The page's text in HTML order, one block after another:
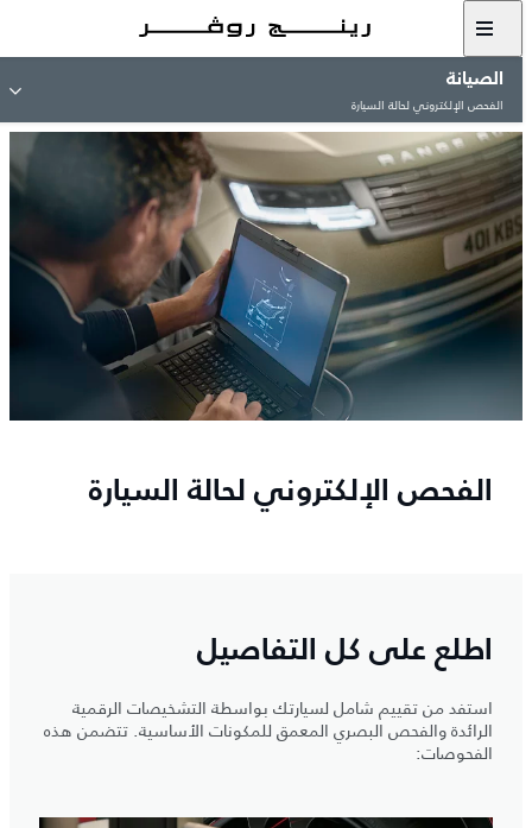
الصيانة
الفحص الإلكتروني لحالة السيارة
الفحص الإلكتروني لحالة السيارة
اطلع على كل التفاصيل
استفد من تقييم شامل لسيارتك بواسطة التشخيصات الرقمية
الرائدة والفحص البصري المعمق للمكونات الأساسية. تتضمن هذه
الفحوصات: